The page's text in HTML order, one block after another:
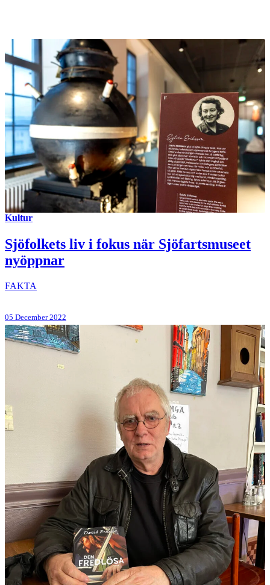
Kultur
Sjöfolkets liv i fokus när Sjöfartsmuseet
nyöppnar
FAKTA
05 December 2022